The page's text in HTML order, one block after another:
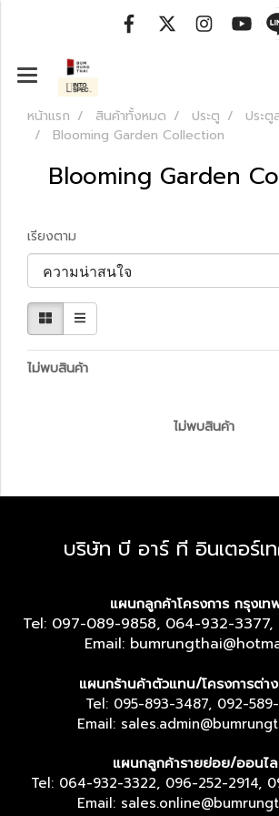
หน้าแรก สินค้าทั้งหมด ประตู
ประตู
Blooming Garden Collection
Blooming Garden
เรียงตาม
ไม่พบสินค้า
ไม่พบสินค้า
บริษัท บี อาร์ ที อินเตอร์เ
แผนกลูกค้าโครงการ กรุงเท
Tel: 097-089-9858, 064-932-
Email:
แผนกร้านค้าตัวแทน/โครงการต่า
Tel: 095-893-3487, 092-
Email:
แผนกลูกค้ารายย่อย/ออนไ
Tel: 064-932-3322, 096-252-2914,
Email: